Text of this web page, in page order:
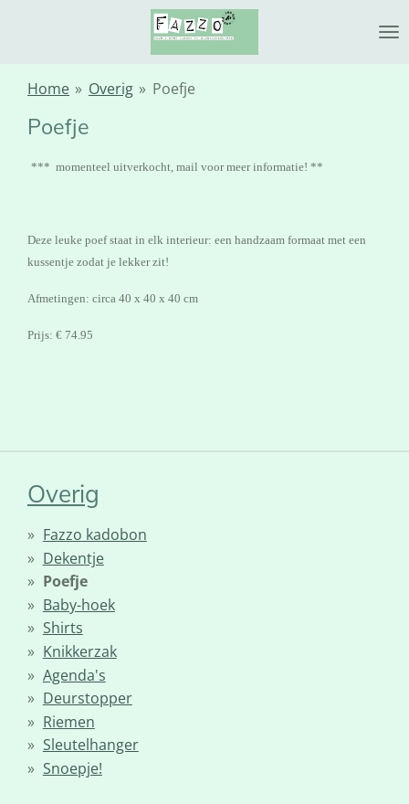
Home » Overig » Poefje
Poefje
*** momenteel uitverkocht, mail voor meer informatie! **
Deze leuke poef staat in elk interieur: een handzaam formaat met een
kussentje zodat je lekker zit!
Afmetingen: circa 40 x 40 x 40 cm
Prijs: € 74.95
Overig
Fazzo kadobon
Dekentje
Poefje
Baby-hoek
Shirts
Knikkerzak
Agenda's
Deurstopper
Riemen
Sleutelhanger
Snoepje!